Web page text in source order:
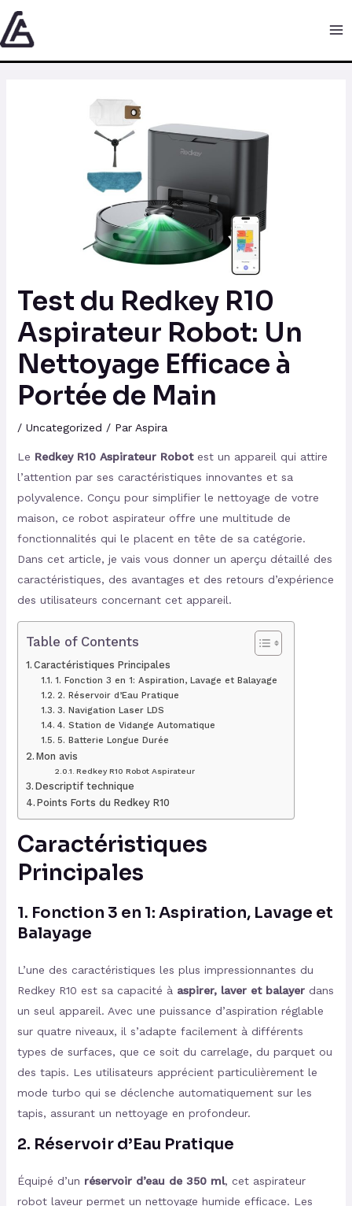
Aller
au
contenu
Test du Redkey R10
Aspirateur Robot: Un
Nettoyage Efficace à
Portée de Main
/ Uncategorized / Par Aspira
Le Redkey R10 Aspirateur Robotest un appareil qui attire
l’attention par ses caractéristiques innovantes et sa
polyvalence. Conçu pour simplifier le nettoyage de votre
maison, ce robot aspirateur offre une multitude de
fonctionnalités qui le placent en tête de sa catégorie.
Dans cet article, je vais vous donner un aperçu détaillé des
caractéristiques, des avantages et des retours d’expérience
des utilisateurs concernant cet appareil.
Table of Contents
Caractéristiques Principales
1. Fonction 3 en 1: Aspiration, Lavage et Balayage
2. Réservoir d’Eau Pratique
3. Navigation Laser LDS
4. Station de Vidange Automatique
5. Batterie Longue Durée
Mon avis
Redkey R10 Robot Aspirateur
Descriptif technique
Points Forts du Redkey R10
Caractéristiques
Principales
1. Fonction 3 en 1: Aspiration, Lavage et
Balayage
L’une des caractéristiques les plus impressionnantes du
Redkey R10 est sa capacité à aspirer, laver et balayerdans
un seul appareil. Avec une puissance d’aspiration réglable
sur quatre niveaux, il s’adapte facilement à différents
types de surfaces, que ce soit du carrelage, du parquet ou
des tapis. Les utilisateurs apprécient particulièrement le
mode turbo qui se déclenche automatiquement sur les
tapis, assurant un nettoyage en profondeur.
2. Réservoir d’Eau Pratique
Équipé d’un réservoir d’eau de 350 ml, cet aspirateur
robot laveur permet un nettoyage humide efficace. Les